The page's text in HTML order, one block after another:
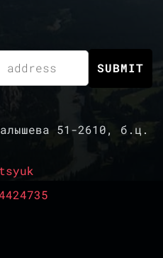
51-2610, б.ц.